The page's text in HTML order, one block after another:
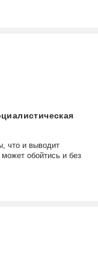
что и выводит
обойтись и без